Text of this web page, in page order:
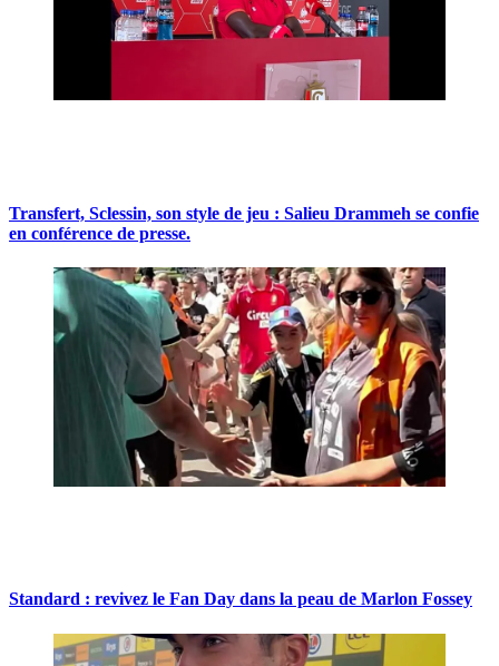
Transfert, Sclessin, son style de jeu : Salieu Drammeh se confie
en conférence de presse.
Standard : revivez le Fan Day dans la peau de Marlon Fossey